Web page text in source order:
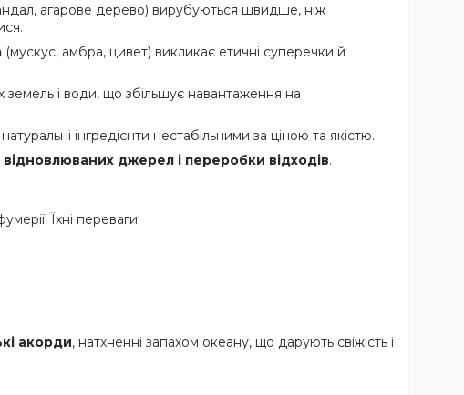
агарове дерево) вирубуються швидше, ніж
(мускус, амбра, цивет) викликає етичні суперечки й
земель і води, що збільшує навантаження на
інгредієнти нестабільними за ціною та якістю.
відновлюваних джерел і переробки відходів.
Їхні переваги:
акорди, натхненні запахом океану, що дарують свіжість і